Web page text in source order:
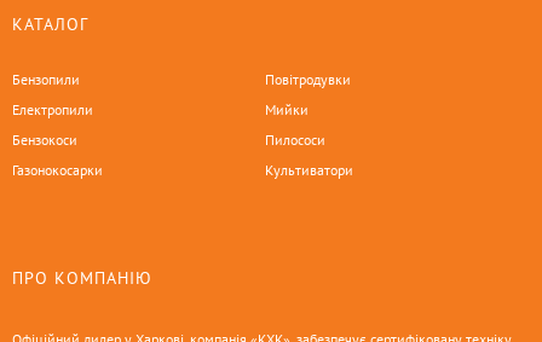
КАТАЛОГ
Бензопили
Електропили
Бензокоси
Газонокосарки
Повітродувки
Мийки
Пилососи
Культиватори
ПРО КОМПАНІЮ